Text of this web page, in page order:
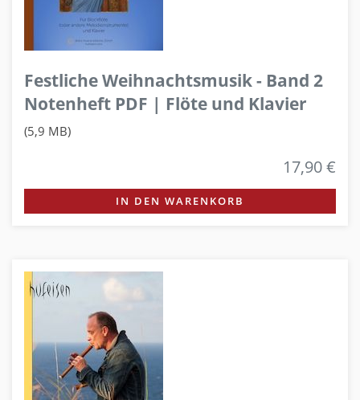
Festliche Weihnachtsmusik - Band 2
Notenheft PDF | Flöte und Klavier
(5,9 MB)
17,90 €
IN DEN WARENKORB